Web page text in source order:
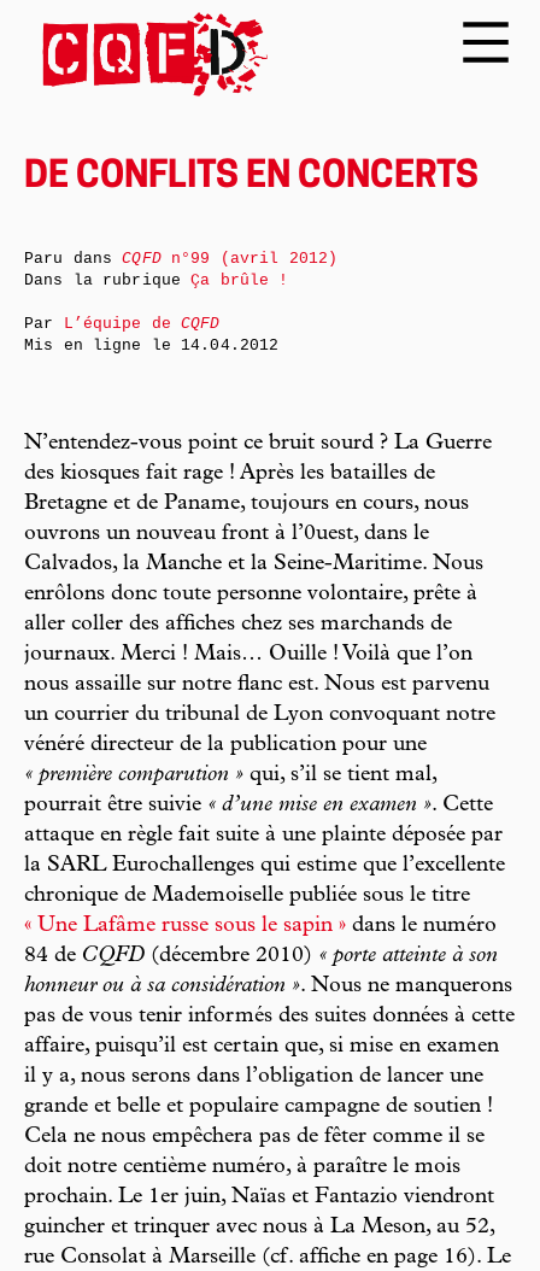
DE CONFLITS EN CONCERTS
N’entendez-vous point ce bruit sourd ? La Guerre
des kiosques fait rage ! Après les batailles de
Bretagne et de Paname, toujours en cours, nous
ouvrons un nouveau front à l’0uest, dans le
Calvados, la Manche et la Seine-Maritime. Nous
enrôlons donc toute personne volontaire, prête à
aller coller des affiches chez ses marchands de
journaux. Merci ! Mais… Ouille ! Voilà que l’on
nous assaille sur notre flanc est. Nous est parvenu
un courrier du tribunal de Lyon convoquant notre
vénéré directeur de la publication pour une
« première comparution » qui, s’il se tient mal,
pourrait être suivie « d’une mise en examen ». Cette
attaque en règle fait suite à une plainte déposée par
la SARL Eurochallenges qui estime que l’excellente
chronique de Mademoiselle publiée sous le titre
« Une Lafâme russe sous le sapin » dans le numéro
84 de CQFD (décembre 2010) « porte atteinte à son
honneur ou à sa considération ». Nous ne manquerons
pas de vous tenir informés des suites données à cette
affaire, puisqu’il est certain que, si mise en examen
il y a, nous serons dans l’obligation de lancer une
grande et belle et populaire campagne de soutien !
Cela ne nous empêchera pas de fêter comme il se
doit notre centième numéro, à paraître le mois
prochain. Le 1er juin, Naïas et Fantazio viendront
guincher et trinquer avec nous à La Meson, au 52,
rue Consolat à Marseille (cf. affiche en page 16). Le
Paru dansCQFDn°99 (avril 2012)
Dans la rubriqueÇa brûle !
Par L’équipe deCQFD
Mis en ligne le 14.04.2012